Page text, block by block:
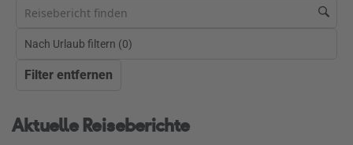
Nach Urlaub filtern (0)
Filter entfernen
Aktuelle Reiseberichte